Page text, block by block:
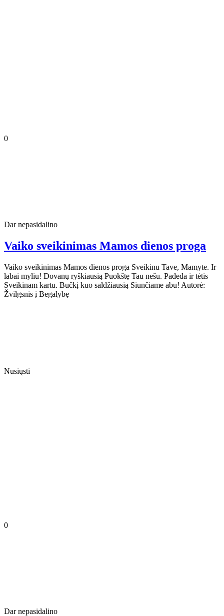
0
Dar nepasidalino
Vaiko sveikinimas Mamos dienos proga
Vaiko sveikinimas Mamos dienos proga Sveikinu Tave, Mamyte. Ir
labai myliu! Dovanų ryškiausią Puokštę Tau nešu. Padeda ir tėtis
Sveikinam kartu. Bučkį kuo saldžiausią Siunčiame abu! Autorė:
Žvilgsnis į Begalybę
Nusiųsti
0
Dar nepasidalino